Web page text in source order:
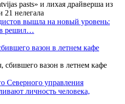
вышла на новый уровень:
решил…
вазон в летнем кафе
Северного управления
личность человека,